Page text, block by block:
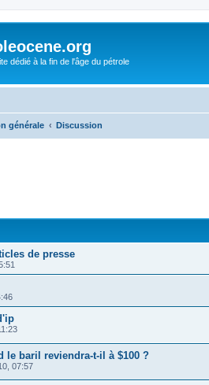
dédié à la fin de l'âge du pétrole
générale Discussion
de presse
le baril reviendra-t-il à $100 ?
07:57